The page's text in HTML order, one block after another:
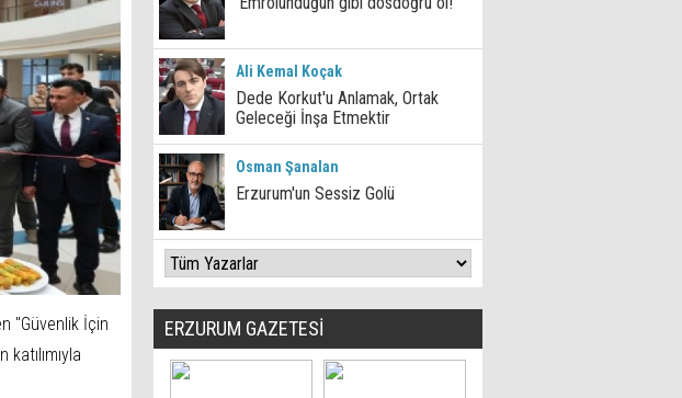
"Güvenlik İçin
Ali Kemal Koçak
Dede Korkut'u Anlamak, Ortak
Geleceği İnşa Etmektir
Osman Şanalan
Erzurum'un Sessiz Golü
ERZURUM GAZETESİ